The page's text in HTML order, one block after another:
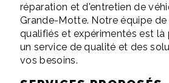
réparation et d'entretien de
Grande-Motte. Notre équipe
qualifiés et expérimentés est là
un service de qualité et des
vos besoins.